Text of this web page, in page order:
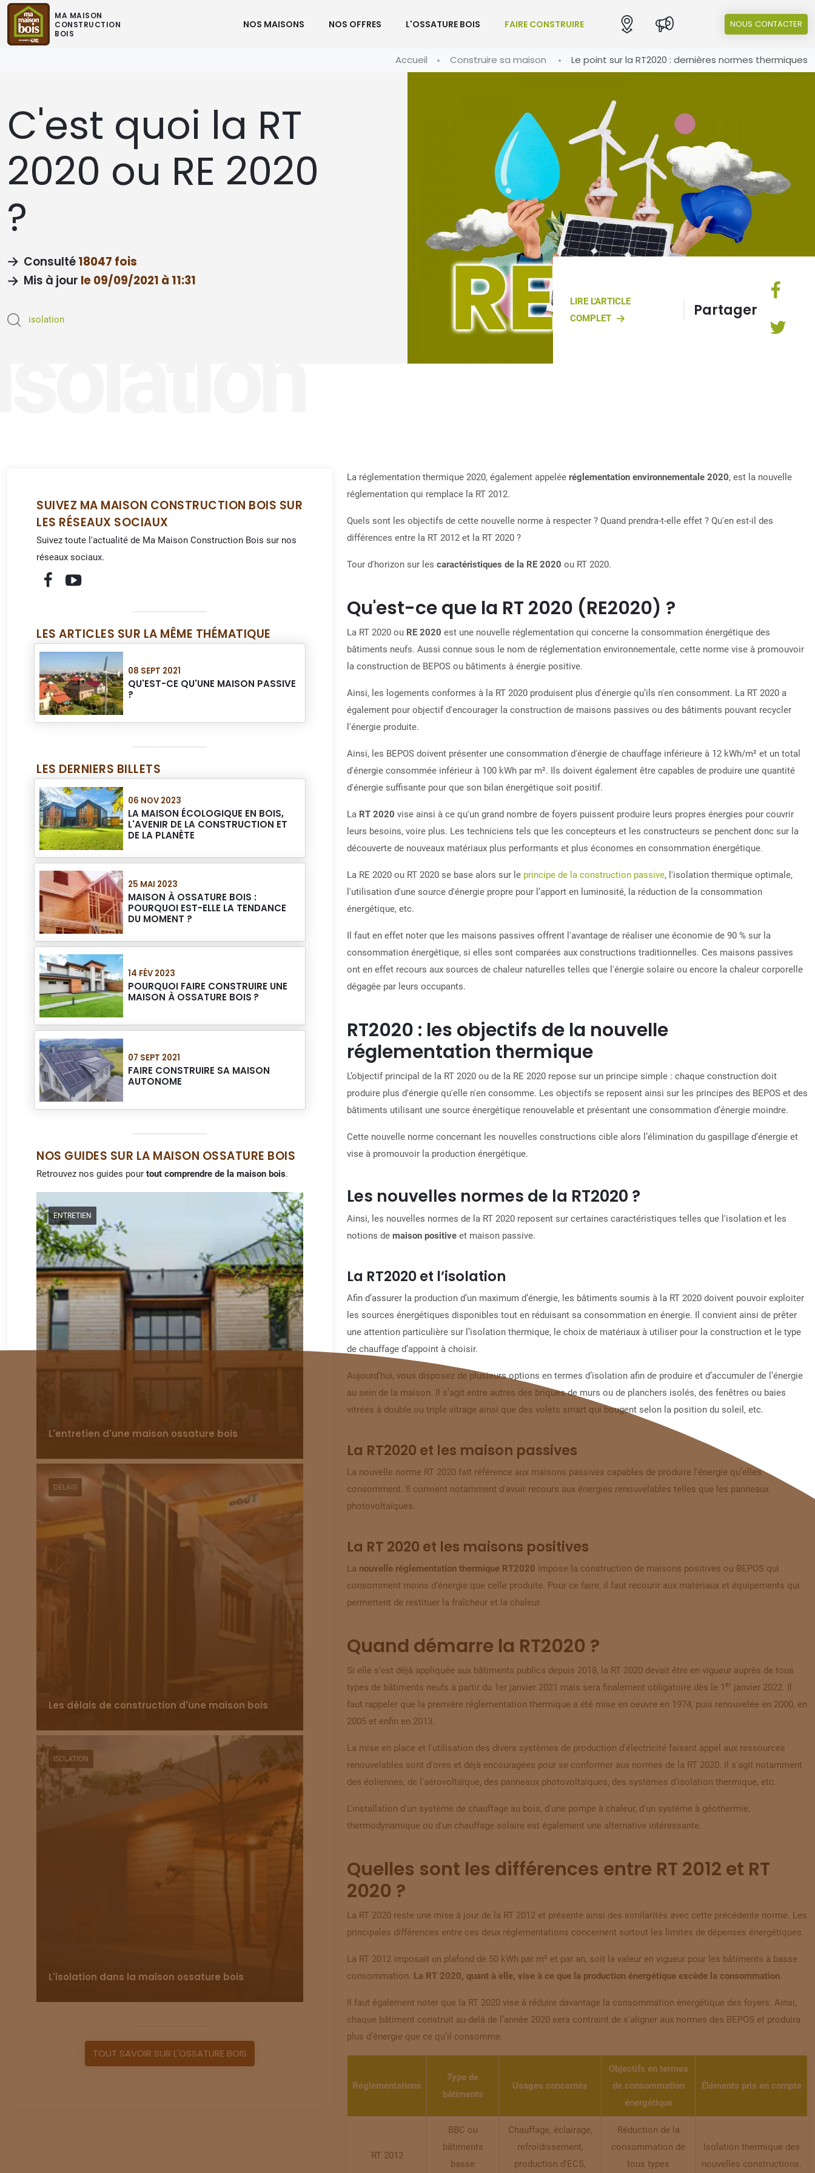
MA MAISON
CONSTRUCTION
BOIS
NOS MAISONS NOS OFFRES L'OSSATURE BOIS FAIRE CONSTRUIRE NOUS CONTACTER
Accueil Construire sa maison Le point sur la RT2020 : dernières normes thermiques
C'est quoi la RT
2020 ou RE 2020
?
Consulté18047 fois
Mis à jour le 09/09/2021 à 11:31
isolation
LIRE L'ARTICLE
COMPLET
Partager
La réglementation thermique 2020, également appelée réglementation environnementale 2020, est la nouvelle
réglementation qui remplace la RT 2012.
Quels sont les objectifs de cette nouvelle norme à respecter ? Quand prendra-t-elle effet ? Qu'en est-il des
différences entre la RT 2012 et la RT 2020 ?
Tour d'horizon sur les caractéristiques de la RE 2020 ou RT 2020.
Qu'est-ce que la RT 2020 (RE2020) ?
La RT 2020 ou RE 2020 est une nouvelle réglementation qui concerne la consommation énergétique des
bâtiments neufs. Aussi connue sous le nom de réglementation environnementale, cette norme vise à promouvoir
la construction de BEPOS ou bâtiments à énergie positive.
Ainsi, les logements conformes à la RT 2020 produisent plus d'énergie qu’ils n'en consomment. La RT 2020 a
également pour objectif d'encourager la construction de maisons passives ou des bâtiments pouvant recycler
l'énergie produite.
Ainsi, les BEPOS doivent présenter une consommation d'énergie de chauffage inférieure à 12 kWh/m² et un total
d'énergie consommée inférieur à 100 kWh par m². Ils doivent également être capables de produire une quantité
d'énergie suffisante pour que son bilan énergétique soit positif.
La RT 2020 vise ainsi à ce qu'un grand nombre de foyers puissent produire leurs propres énergies pour couvrir
leurs besoins, voire plus. Les techniciens tels que les concepteurs et les constructeurs se penchent donc sur la
découverte de nouveaux matériaux plus performants et plus économes en consommation énergétique.
La RE 2020 ou RT 2020 se base alors sur le principe de la construction passive, l'isolation thermique optimale,
l'utilisation d'une source d'énergie propre pour l’apport en luminosité, la réduction de la consommation
énergétique, etc.
Il faut en effet noter que les maisons passives offrent l'avantage de réaliser une économie de 90 % sur la
consommation énergétique, si elles sont comparées aux constructions traditionnelles. Ces maisons passives
ont en effet recours aux sources de chaleur naturelles telles que l'énergie solaire ou encore la chaleur corporelle
dégagée par leurs occupants.
RT2020 : les objectifs de la nouvelle
réglementation thermique
L’objectif principal de la RT 2020 ou de la RE 2020 repose sur un principe simple : chaque construction doit
produire plus d'énergie qu'elle n'en consomme. Les objectifs se reposent ainsi sur les principes des BEPOS et des
bâtiments utilisant une source énergétique renouvelable et présentant une consommation d’énergie moindre.
Cette nouvelle norme concernant les nouvelles constructions cible alors l’élimination du gaspillage d’énergie et
vise à promouvoir la production énergétique.
Les nouvelles normes de la RT2020 ?
Ainsi, les nouvelles normes de la RT 2020 reposent sur certaines caractéristiques telles que l'isolation et les
notions de maison positive et maison passive.
La RT2020 et l’isolation
Afin d’assurer la production d’un maximum d’énergie, les bâtiments soumis à la RT 2020 doivent pouvoir exploiter
les sources énergétiques disponibles tout en réduisant sa consommation en énergie. Il convient ainsi de prêter
une attention particulière sur l’isolation thermique, le choix de matériaux à utiliser pour la construction et le type
de chauffage d’appoint à choisir.
Aujourd’hui, vous disposez de plusieurs options en termes d’isolation afin de produire et d’accumuler de l’énergie
au sein de la maison. Il s’agit entre autres des briques de murs ou de planchers isolés, des fenêtres ou baies
vitrées à double ou triple vitrage ainsi que des volets smart qui bougent selon la position du soleil, etc.
La RT2020 et les maison passives
La nouvelle norme RT 2020 fait référence aux maisons passives capables de produire l'énergie qu’elles
consomment. Il convient notamment d'avoir recours aux énergies renouvelables telles que les panneaux
photovoltaïques.
La RT 2020 et les maisons positives
La nouvelle réglementation thermique RT2020 impose la construction de maisons positives ou BEPOS qui
consomment moins d’énergie que celle produite. Pour ce faire, il faut recourir aux matériaux et équipements qui
permettent de restituer la fraîcheur et la chaleur.
Quand démarre la RT2020 ?
Si elle s’est déjà appliquée aux bâtiments publics depuis 2018, la RT 2020 devait être en vigueur auprès de tous
types de bâtiments neufs à partir du 1er janvier 2021 mais sera finalement obligatoire dès le 1 er janvier 2022 . Il
faut rappeler que la première réglementation thermique a été mise en oeuvre en 1974, puis renouvelée en 2000, en
2005 et enfin en 2013.
La mise en place et l'utilisation des divers systèmes de production d'électricité faisant appel aux ressources
renouvelables sont d'ores et déjà encouragées pour se conformer aux normes de la RT 2020. Il s'agit notamment
des éoliennes, de l'aérovoltaïque, des panneaux photovoltaïques, des systèmes d'isolation thermique, etc.
L'installation d'un système de chauffage au bois, d'une pompe à chaleur, d'un système à géothermie,
thermodynamique ou d'un chauffage solaire est également une alternative intéressante.
Quelles sont les différences entre RT 2012 et RT
2020 ?
La RT 2020 reste une mise à jour de la RT 2012 et présente ainsi des similarités avec cette précédente norme. Les
principales différences entre ces deux réglementations concernent surtout les limites de dépenses énergétiques
La RT 2012 imposait un plafond de 50 kWh par m² et par an, soit la valeur en vigueur pour les bâtiments à basse
consommation. La RT 2020, quant à elle, vise à ce que la production énergétique excède la consommation
Il faut également noter que la RT 2020 vise à réduire davantage la consommation énergétique des foyers. Ainsi,
chaque bâtiment construit au-delà de l’année 2020 sera contraint de s’aligner aux normes des BEPOS et produira
plus d’énergie que ce qu’il consomme
Réglementations
Type de
bâtiments
Usages concernés
Objectifs en termes
de consommation
énergétique
Éléments pris en compte
RT 2012
BBC ou
bâtiments
basse
Chauffage, éclairage,
refroidissement,
production d'ECS,
Réduction de la
consommation de
tous types
Isolation thermique des
nouvelles constructions.
SUIVEZ MA MAISON CONSTRUCTION BOIS SUR
LES RÉSEAUX SOCIAUX
Suivez toute l'actualité de Ma Maison Construction Bois sur nos
réseaux sociaux.
LES ARTICLES SUR LA MÊME THÉMATIQUE
08 SEPT 2021
QU'EST-CE QU'UNE MAISON PASSIVE
?
LES DERNIERS BILLETS
06 NOV 2023
LA MAISON ÉCOLOGIQUE EN BOIS,
L'AVENIR DE LA CONSTRUCTION ET
DE LA PLANÈTE
25 MAI 2023
MAISON À OSSATURE BOIS :
POURQUOI EST-ELLE LA TENDANCE
DU MOMENT ?
14 FÉV 2023
POURQUOI FAIRE CONSTRUIRE UNE
MAISON À OSSATURE BOIS ?
07 SEPT 2021
FAIRE CONSTRUIRE SA MAISON
AUTONOME
NOS GUIDES SUR LA MAISON OSSATURE BOIS
Retrouvez nos guides pour tout comprendre de la maison bois.
ENTRETIEN
L'entretien d'une maison ossature bois
DÉLAIS
Les délais de construction d'une maison bois
ISOLATION
L'isolation dans la maison ossature bois
TOUT SAVOIR SUR L'OSSATURE BOIS